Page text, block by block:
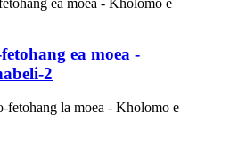
ea moea -
2